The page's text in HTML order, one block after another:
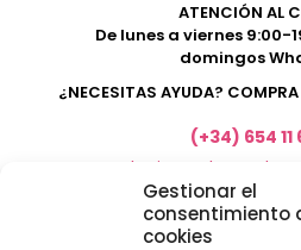
Gestionar el
consentimiento
cookies
ATENCIÓN AL
De lunes a viernes 9:00-
domingos
¿NECESITAS AYUDA?
(+34) 654 11
Tienda de muebles